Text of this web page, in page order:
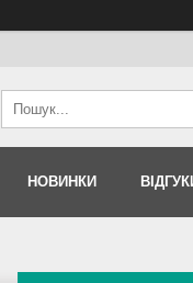
НОВИНКИ